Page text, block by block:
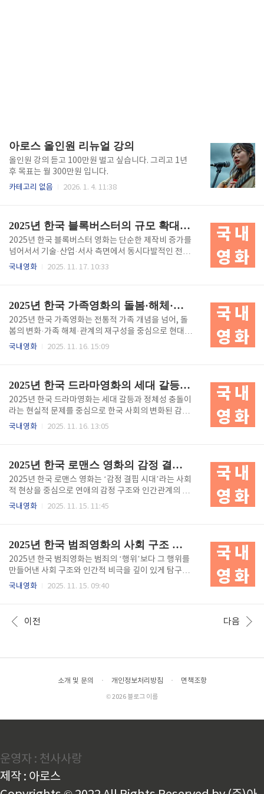
아로스 올인원 리뉴얼 강의
올인원 강의 듣고 100만원 벌고 싶습니다. 그리고 1년
후 목표는 월 300만원 입니다.
카테고리 없음 2026. 1. 4. 11:38
2025년 한국 블록버스터의 규모 확대와 정체성 실험
2025년 한국 블록버스터 영화는 단순한 제작비 증가를
넘어서서 기술·산업·서사 측면에서 동시다발적인 전환
을 경험하고 있다.대규모 자본 유입과 글로벌 플랫폼의
계관형 서사와 사회적 이슈를 장르 내에 결합하는 실험
들이 본격화된 점이다. 2025년은 규모와 정체성이 함
께 재편된 해로 기록될 것이다. 규모의 시대에서 정체성
의 시대로 — 한국 블록버스터의 전환 한국 영화 산업은
2020년대 중반을 지나며 양적 성장의 국면을 넘어 질
타트업과의 결..
국내영화 2025. 11. 17. 10:33
2025년 한국 가족영화의 돌봄·해체·재구성 서사 변화
2025년 한국 가족영화는 전통적 가족 개념을 넘어, 돌
봄의 변화·가족 해체·관계의 재구성을 중심으로 현대
한국 사회의 복합적 감정 구조를 깊이 있게 탐구하고 있
은 현실적 갈등과 감정적 치유 사이에서 가족의 본질이
무엇인지, 그리고 그것이 어떻게 변화해야 하는지를 묻
는다. 변화하는 가족의 형태, 2025년 한국 가족영화의
출발점 2025년 한국 가족영화는 ‘가족이란 무엇인
가’라는 근본적 질문을 다시 꺼내 들었다. 전통적인 핵
의 확대 등..
국내영화 2025. 11. 16. 15:09
2025년 한국 드라마영화의 세대 갈등과 정체성 서사 확장
2025년 한국 드라마영화는 세대 갈등과 정체성 충돌이
라는 현실적 문제를 중심으로 한국 사회의 변화된 감정
구조를 깊이 있게 다루고 있다. 기성세대와 청년세대의
간의 ‘감정의 언어’가 얼마나 다르게 작동하는지를 탐
구하며 공존의 의미를 다시 묻는 서사로 확장되고 있다.
세대가 달라지면 세계가 달라진다, 2025 드라마영화의
문제의식 2025년 한국 드라마영화는 세대 간 갈등을
단순한 문화 차이가 아닌 더 깊고 복잡한 구조적 문제로
이 지점을 날..
국내영화 2025. 11. 16. 13:05
2025년 한국 로맨스 영화의 감정 결핍 시대 연애 서사 변동
2025년 한국 로맨스 영화는 ‘감정 결핍 시대’라는 사회
적 현상을 중심으로 연애의 감정 구조와 인간관계의 변
화를 깊이 있게 재해석하고 있다. 연애는 더 이상 설렘
의 불균형을 중심으로 새로운 형태의 로맨스 서사를 구
축하고 있다. 2025년 한국 로맨스 영화는 사랑을 다시
묻는 시대적 기록이다. 감정 결핍 시대, 사랑은 무엇으
로 존재하는가 2025년 한국 로맨스 영화는 현재 한국
사회를 지배하는 감정적 현상을 정면으로 마주한 작품
의 파편화, 디지털 의존, 그리고 초개인화 사회로 인한
고립감이 ..
국내영화 2025. 11. 15. 11:45
2025년 한국 범죄영화의 사회 구조 분석과 인간적 비극
2025년 한국 범죄영화는 범죄의 ‘행위’보다 그 행위를
만들어낸 사회 구조와 인간적 비극을 깊이 있게 탐구하
는 방향으로 변화하고 있다. 감독들은 범죄를 단순한 자
를 사실적이면서도 인간적인 시선으로 다룬다. 2025년
범죄영화는 잔혹함보다 구조적 현실을, 추격전보다 인
하는 한국 범죄영화의 변화2025년의 한국 범죄영화는
그 범죄를 탄생시키는 사회 구조를 심층적으로 분석하
는 서사로 이동하고 있다. 이 변화는 단순히 연출 방향
국내영화 2025. 11. 15. 09:40
이전 다음
소개 및 문의 · 개인정보처리방침 · 면책조항
© 2026 블로그 이름
운영자 : 천사사랑
제작 : 아로스